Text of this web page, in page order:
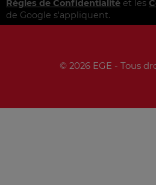
Règles de Confidentialité et les
de Google s'appliquent.
© 2026 EGE - Tous